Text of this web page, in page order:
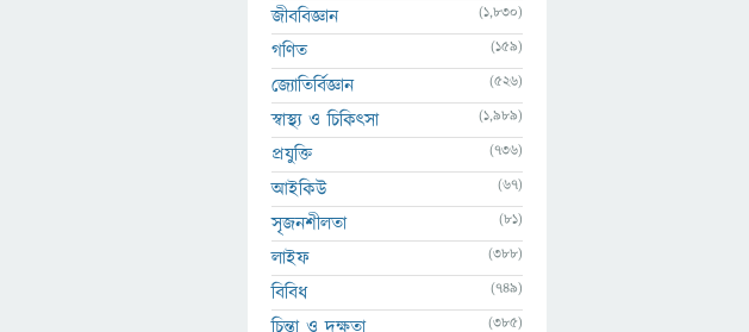
জীববিজ্ঞান (1,830)
গণিত (159)
জ্যোতির্বিজ্ঞান (526)
স্বাস্থ্য ও চিকিৎসা (1,989)
প্রযুক্তি (736)
আইকিউ (67)
সৃজনশীলতা (81)
লাইফ (388)
বিবিধ (749)
চিন্তা ও দক্ষতা (385)